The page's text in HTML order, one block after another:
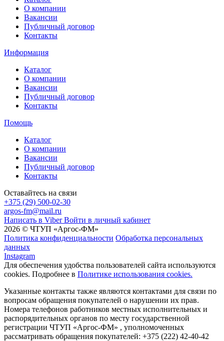
О компании
Вакансии
Публичный договор
Контакты
Информация
Каталог
О компании
Вакансии
Публичный договор
Контакты
Помощь
Каталог
О компании
Вакансии
Публичный договор
Контакты
Оставайтесь на связи
+375 (29) 500-02-30
argos-fm@mail.ru
Написать в Viber Войти в личный кабинет
2026 © ЧТУП «Аргос-ФМ»
Политика конфиденциальности Обработка персональных
данных
Instagram
Для обеспечения удобства пользователей сайта используются
cookies. Подробнее в Политике использования cookies.
Указанные контакты также являются контактами для связи по
вопросам обращения покупателей о нарушении их прав.
Номера телефонов работников местных исполнительных и
распорядительных органов по месту государственной
регистрации ЧТУП «Аргос-ФМ» , уполномоченных
рассматривать обращения покупателей: +375 (222) 42-40-42